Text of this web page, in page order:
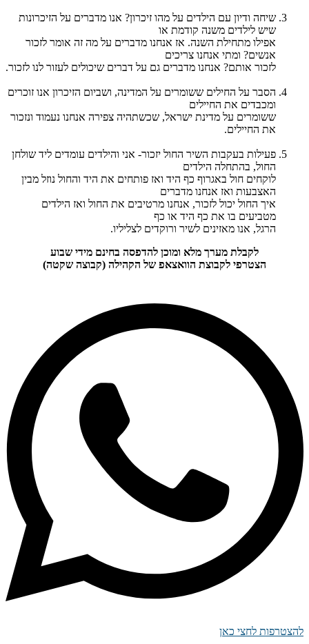
שיחה ודיון עם הילדים על מהו זיכרון? אנו מדברים על הזיכרונות
שיש לילדים משנה קודמת או
אפילו מתחילת השנה. אז אנחנו מדברים על מה זה אומר לזכור
אנשים? ומתי אנחנו צריכים
לזכור אותם? אנחנו מדברים גם על דברים שיכולים לעזור לנו לזכור.
הסבר על החילים ששומרים על המדינה, ושביום הזיכרון אנו זוכרים
ומכבדים את החיילים
ששומרים על מדינת ישראל, שכשתהיה צפירה אנחנו נעמוד ונזכור
את החיילים.
פעילות בעקבות השיר החול יזכור- אני והילדים עומדים ליד שולחן
החול, בהתחלה הילדים
לוקחים חול באגרוף כף היד ואז פותחים את היד והחול נוזל מבין
האצבעות ואז אנחנו מדברים
איך החול יכול לזכור, אנחנו מרטיבים את החול ואז הילדים
מטביעים בו את כף היד או כף
הרגל, אנו מאזינים לשיר ורוקדים לצליליו.
לקבלת מערך מלא ומוכן להדפסה בחינם מידי שבוע
הצטרפי לקבוצת הוואצאפ של הקהילה (קבוצה שקטה)
להצטרפות לחצי כאן